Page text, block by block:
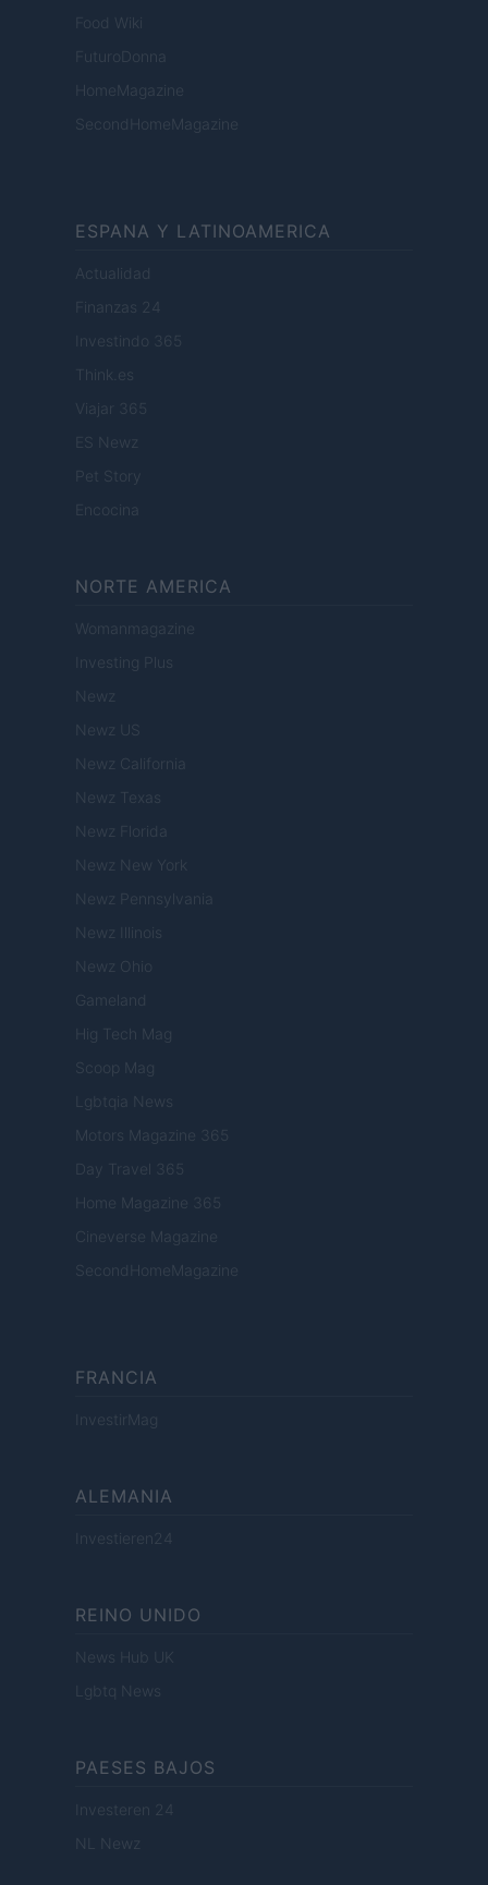
Food Wiki
FuturoDonna
HomeMagazine
SecondHomeMagazine
ESPANA Y LATINOAMERICA
Actualidad
Finanzas 24
Investindo 365
Think.es
Viajar 365
ES Newz
Pet Story
Encocina
NORTE AMERICA
Womanmagazine
Investing Plus
Newz
Newz US
Newz California
Newz Texas
Newz Florida
Newz New York
Newz Pennsylvania
Newz Illinois
Newz Ohio
Gameland
Hig Tech Mag
Scoop Mag
Lgbtqia News
Motors Magazine 365
Day Travel 365
Home Magazine 365
Cineverse Magazine
SecondHomeMagazine
FRANCIA
InvestirMag
ALEMANIA
Investieren24
REINO UNIDO
News Hub UK
Lgbtq News
PAESES BAJOS
Investeren 24
NL Newz